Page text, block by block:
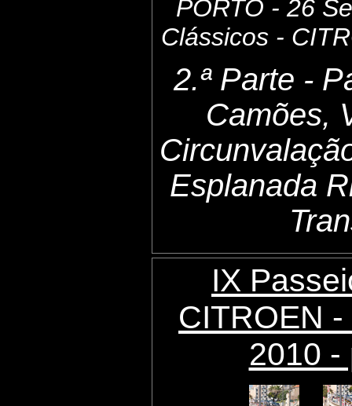
PORTO - 26
Clássicos -
2.ª Parte -
Camões,
Esplanada
IX
CITROEN
2010 -